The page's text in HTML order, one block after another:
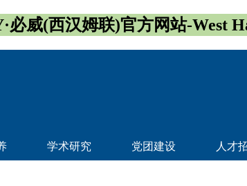
必威(西汉姆联)官方网站-West
学术研究 党团建设 人才